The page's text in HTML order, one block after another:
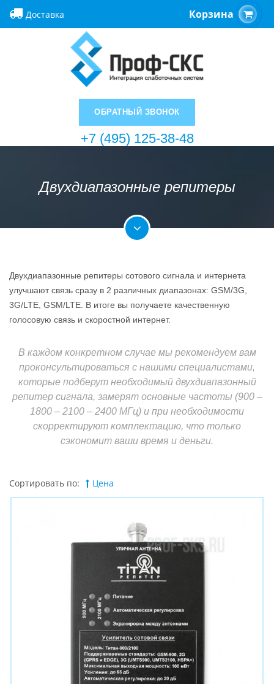
Доставка Корзина
ОБРАТНЫЙ ЗВОНОК
+7 (495) 125-38-48
Двухдиапазонные репитеры
Двухдиапазонные репитеры сотового сигнала и интернета
улучшают связь сразу в 2 различных диапазонах: GSM/3G,
3G/LTE, GSM/LTE. В итоге вы получаете качественную
голосовую связь и скоростной интернет.
В каждом конкретном случае мы рекомендуем вам
проконсультироваться с нашими специалистами,
которые подберут необходимый двухдиапазонный
репитер сигнала, замерят основные частоты (900 –
1800 – 2100 – 2400 МГц) и при необходимости
скорректируют комплектацию, что только
сэкономит ваши время и деньги.
Сортировать по: Цена